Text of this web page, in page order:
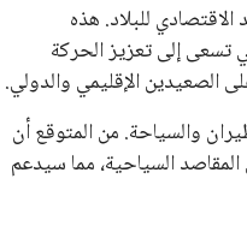
للبلاد. هذه
التنسيق بين وزارتي الطيران والسياحة لتحقيق رؤية مصر 2030، والتي تسعى إلى تعزيز الحركة
الصعيدين الإقليمي والدولي.
والسياحة. من المتوقع أن
المقاصد السياحية، مما سيدعم